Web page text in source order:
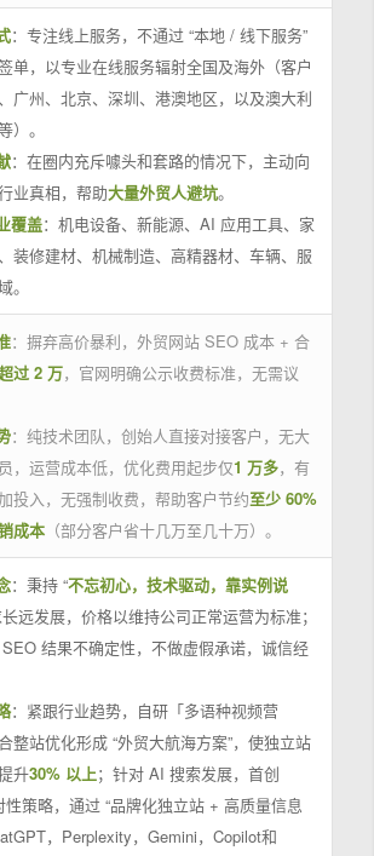
：专注线上服务，不通过 “本地 / 线下服务”
单，以专业在线服务辐射全国及海外（客户
广州、北京、深圳、港澳地区，以及澳大利
）。
：在圈内充斥噱头和套路的情况下，主动向
业真相，帮助大量外贸人避坑。
覆盖：机电设备、新能源、AI 应用工具、家
装修建材、机械制造、高精器材、车辆、服
。
：摒弃高价暴利，外贸网站 SEO 成本 + 合
过 2 万，官网明确公示收费标准，无需议
：纯技术团队，创始人直接对接客户，无大
，运营成本低，优化费用起步仅1 万多，有
投入，无强制收费，帮助客户节约至少 60%
成本（部分客户省十几万至几十万）。
：秉持 “不忘初心，技术驱动，靠实例说
远发展，价格以维持公司正常运营为标准；
结果不确定性，不做虚假承诺，诚信经
：紧跟行业趋势，自研「多语种视频营
整站优化形成 “外贸大航海方案”，使独立站
升30% 以上；针对 AI 搜索发展，首创
策略，通过 “品牌化独立站 + 高质量信息
，Perplexity，Gemini，Copilot和